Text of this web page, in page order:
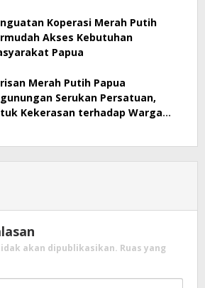
Koperasi Merah Putih
Akses Kebutuhan
Papua
Merah Putih Papua
Serukan Persatuan,
Kekerasan terhadap Warga
akan dipublikasikan. Ruas yang